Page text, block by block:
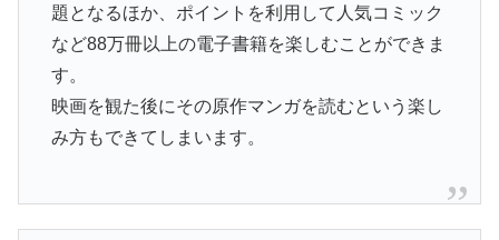
題となるほか、ポイントを利用して人気コミック
など88万冊以上の電子書籍を楽しむことができま
す。
映画を観た後にその原作マンガを読むという楽し
み方もできてしまいます。